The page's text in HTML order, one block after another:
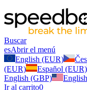
Buscar
esAbrir el menú
English (EUR)
(EUR)
Español (EUR)
English (GBP)
Ir al carrito0